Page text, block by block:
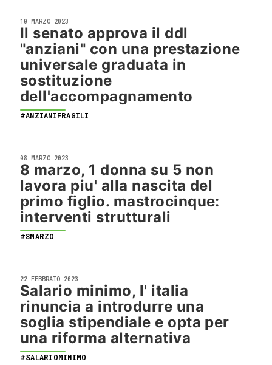
10 MARZO 2023
Il senato approva il ddl
"anziani" con una prestazione
universale graduata in
sostituzione
dell'accompagnamento
#ANZIANIFRAGILI
08 MARZO 2023
8 marzo, 1 donna su 5 non
lavora piu' alla nascita del
primo figlio. mastrocinque:
interventi strutturali
#8MARZO
22 FEBBRAIO 2023
Salario minimo, l' italia
rinuncia a introdurre una
soglia stipendiale e opta per
una riforma alternativa
#SALARIOMINIMO